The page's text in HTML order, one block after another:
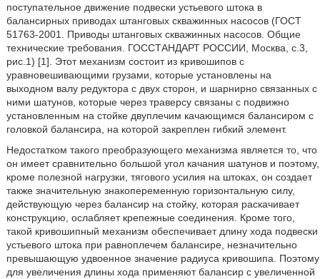
поступательное движение подвески устьевого штока в
балансирных приводах штанговых скважинных насосов (ГОСТ
51763-2001. Приводы штанговых скважинных насосов. Общие
технические требования. ГОССТАНДАРТ РОССИИ, Москва, с.3,
рис.1) [1]. Этот механизм состоит из кривошипов с
уравновешивающими грузами, которые установлены на
выходном валу редуктора с двух сторон, и шарнирно связанных с
ними шатунов, которые через траверсу связаны с подвижно
установленным на стойке двуплечим качающимся балансиром с
головкой балансира, на которой закреплен гибкий элемент.
Недостатком такого преобразующего механизма является то, что
он имеет сравнительно большой угол качания шатунов и поэтому,
кроме полезной нагрузки, тягового усилия на штоках, он создает
также значительную знакопеременную горизонтальную силу,
действующую через балансир на стойку, которая раскачивает
конструкцию, ослабляет крепежные соединения. Кроме того,
такой кривошипный механизм обеспечивает длину хода подвески
устьевого штока при равноплечем балансире, незначительно
превышающую удвоенное значение радиуса кривошипа. Поэтому
для увеличения длины хода применяют балансир с увеличенной